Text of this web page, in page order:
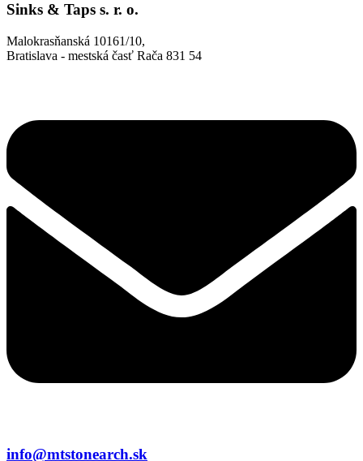
Sinks & Taps s. r. o.
Malokrasňanská 10161/10,
Bratislava - mestská časť Rača 831 54
info@mtstonearch.sk